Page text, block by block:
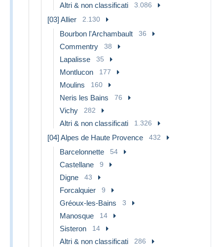
Altri & non classificati 3.086
[03] Allier 2.130
Bourbon l'Archambault 36
Commentry 38
Lapalisse 35
Montlucon 177
Moulins 160
Neris les Bains 76
Vichy 282
Altri & non classificati 1.326
[04] Alpes de Haute Provence 432
Barcelonnette 54
Castellane 9
Digne 43
Forcalquier 9
Gréoux-les-Bains 3
Manosque 14
Sisteron 14
Altri & non classificati 286